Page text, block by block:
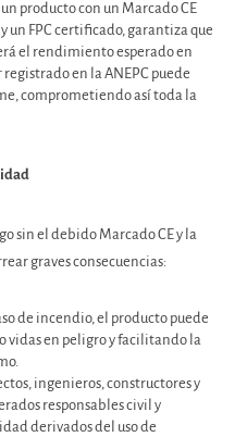
producto con un Marcado CE
un FPC certificado, garantiza que
el rendimiento esperado en
en la ANEPC puede
comprometiendo así toda la
sin el debido Marcado CE y la
graves consecuencias:
de incendio, el producto puede
vidas en peligro y facilitando la
ingenieros, constructores y
responsables civil y
derivados del uso de